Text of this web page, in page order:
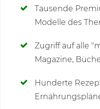
Tausende
Modelle des
Zugriff auf alle
Magazine,
Hunderte
Kommentare